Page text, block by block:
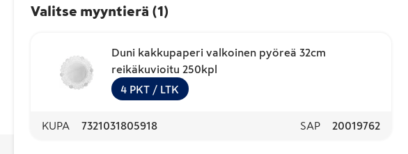
Valitse myyntierä (1 )
Duni kakkupaperi valkoinen pyöreä 32cm
reikäkuvioitu 250kpl
4 PKT / LTK
KUPA 7321031805918 SAP 20019762